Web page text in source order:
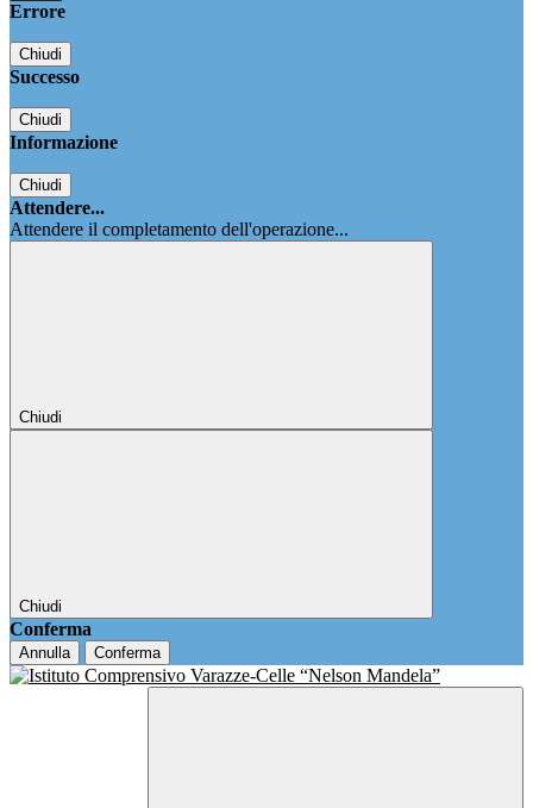
Errore
Chiudi
Successo
Chiudi
Informazione
Chiudi
Attendere...
Attendere il completamento dell'operazione...
Chiudi
Chiudi
Conferma
Annulla Conferma